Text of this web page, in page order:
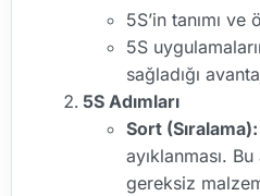
5S’in tanımı ve
5S
sağladığı
5S Adımları
Sort (Sıralama):
ayıklanması.
gereksiz